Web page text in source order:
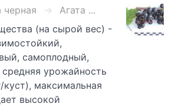
Агата ...
(на сырой вес) -
самоплодный,
урожайность
куст), максимальная
высокой